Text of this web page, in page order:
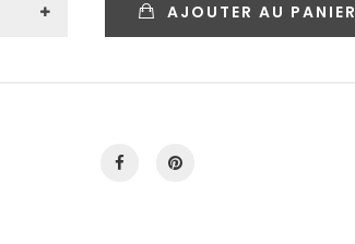
AJOUTER AU PANIER